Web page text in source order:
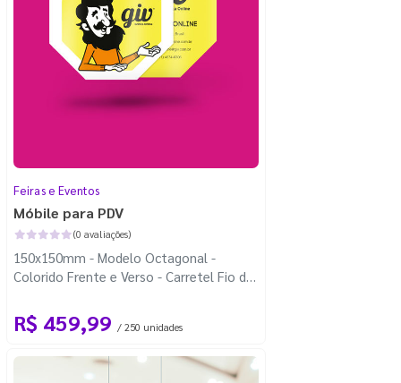
Feiras e Eventos
Móbile para PDV
(0 avaliações)
150x150mm - Modelo Octagonal -
Colorido Frente e Verso - Carretel Fio de
R$ 459,99 / 250 unidades